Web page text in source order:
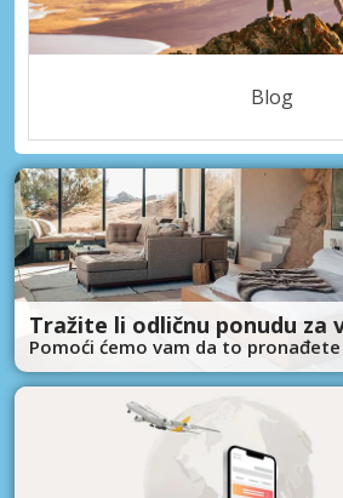
Blog
Tražite li odličnu ponudu za
Pomoći ćemo vam da to pronađete